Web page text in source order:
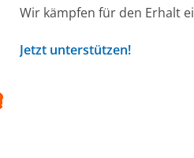
Wir kämpfen für den Erhalt
Jetzt unterstützen!